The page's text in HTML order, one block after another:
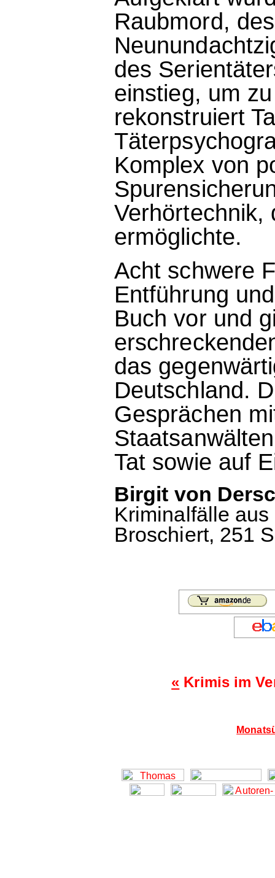
Raubmord,
des
einstieg, um
rekonstruiert
Komplex von
Verhörtechnik,
ermöglichte.
Acht schwere
Entführung
Buch vor und
das
Deutschland.
Gesprächen
Tat sowie auf
Birgit von
Kriminalfälle
Broschiert, 251
« Krimis im